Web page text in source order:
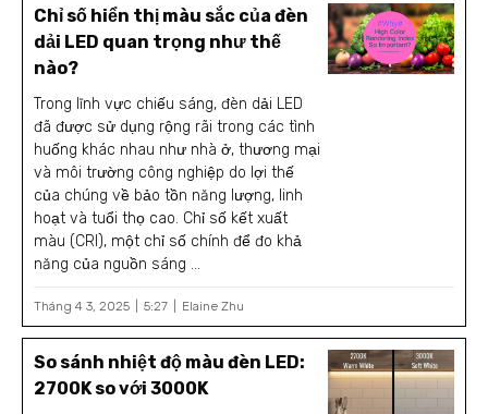
Chỉ số hiển thị màu sắc của đèn
dải LED quan trọng như thế
nào?
Trong lĩnh vực chiếu sáng, đèn dải LED
đã được sử dụng rộng rãi trong các tình
huống khác nhau như nhà ở, thương mại
và môi trường công nghiệp do lợi thế
của chúng về bảo tồn năng lượng, linh
hoạt và tuổi thọ cao. Chỉ số kết xuất
màu (CRI), một chỉ số chính để đo khả
năng của nguồn sáng ...
Tháng 4 3, 2025 5:27 Elaine Zhu
So sánh nhiệt độ màu đèn LED:
2700K so với 3000K